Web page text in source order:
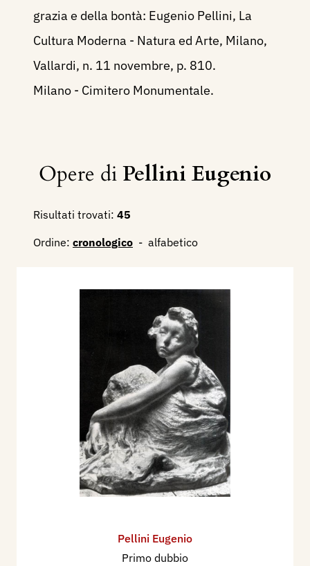
grazia e della bontà: Eugenio Pellini, La
Cultura Moderna - Natura ed Arte, Milano,
Vallardi, n. 11 novembre, p. 810.
Milano - Cimitero Monumentale.
Opere diPellini Eugenio
Risultati trovati: 45
Ordine: cronologico - alfabetico
Pellini Eugenio
Primo dubbio